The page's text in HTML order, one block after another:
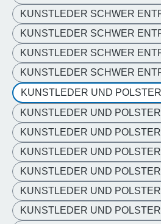
KUNSTLEDER SCHWER
KUNSTLEDER SCHWER
KUNSTLEDER SCHWER
KUNSTLEDER SCHWER
KUNSTLEDER UND
KUNSTLEDER UND
KUNSTLEDER UND
KUNSTLEDER UND
KUNSTLEDER UND
KUNSTLEDER UND
KUNSTLEDER UND